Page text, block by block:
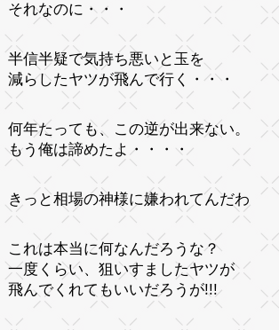
それなのに・・・
半信半疑で気持ち悪いと玉を
減らしたヤツが飛んで行く・・・
何年たっても、この逆が出来ない。
もう俺は諦めたよ・・・・
きっと相場の神様に嫌われてんだわ
これは本当に何なんだろうな？
一度くらい、狙いすましたヤツが
飛んでくれてもいいだろうが!!!